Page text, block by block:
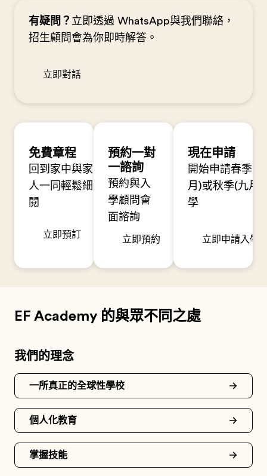
有疑問？ 立即透過 WhatsApp與我們聯絡，
招生顧問會為你即時解答。
立即對話
免費章程
回到家中與家
人一同輕鬆細
閱
立即預訂
預約一對
一諮詢
預約與入
學顧問會
面諮詢
立即預約
現在申請
開始申請春季(一
月)或秋季(九月)
學
立即申請入學
EF Academy 的與眾不同之處
我們的理念
一所真正的全球性學校
個人化教育
掌握技能